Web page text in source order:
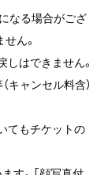
なる場合がござ
ん。
しはできません。
キャンセル料含）
てもチケットの